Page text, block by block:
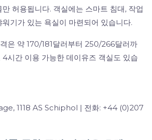
허용됩니다. 객실에는 스마트 침대, 작업
기가 있는 욕실이 마련되어 있습니다.
은 약 170/181달러부터 250/266달러까
4시간 이용 가능한 데이유즈 객실도 있습
1118 AS Schiphol | 전화: +44 (0)207